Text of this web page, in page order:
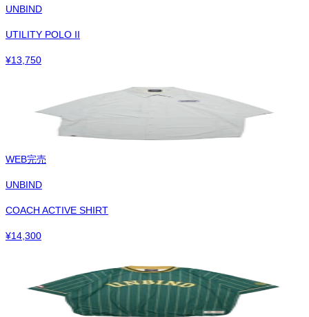
UNBIND
UTILITY POLO II
¥13,750
WEB完売
UNBIND
COACH ACTIVE SHIRT
¥14,300